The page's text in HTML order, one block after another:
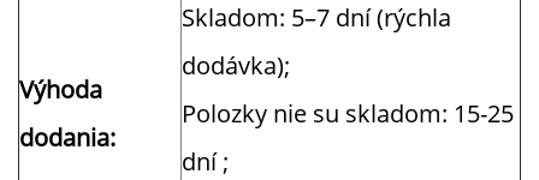
Výhoda
dodania:
Skladom: 5–7 dní (rýchla
dodávka);
Polozky nie su skladom: 15-25
dní ;